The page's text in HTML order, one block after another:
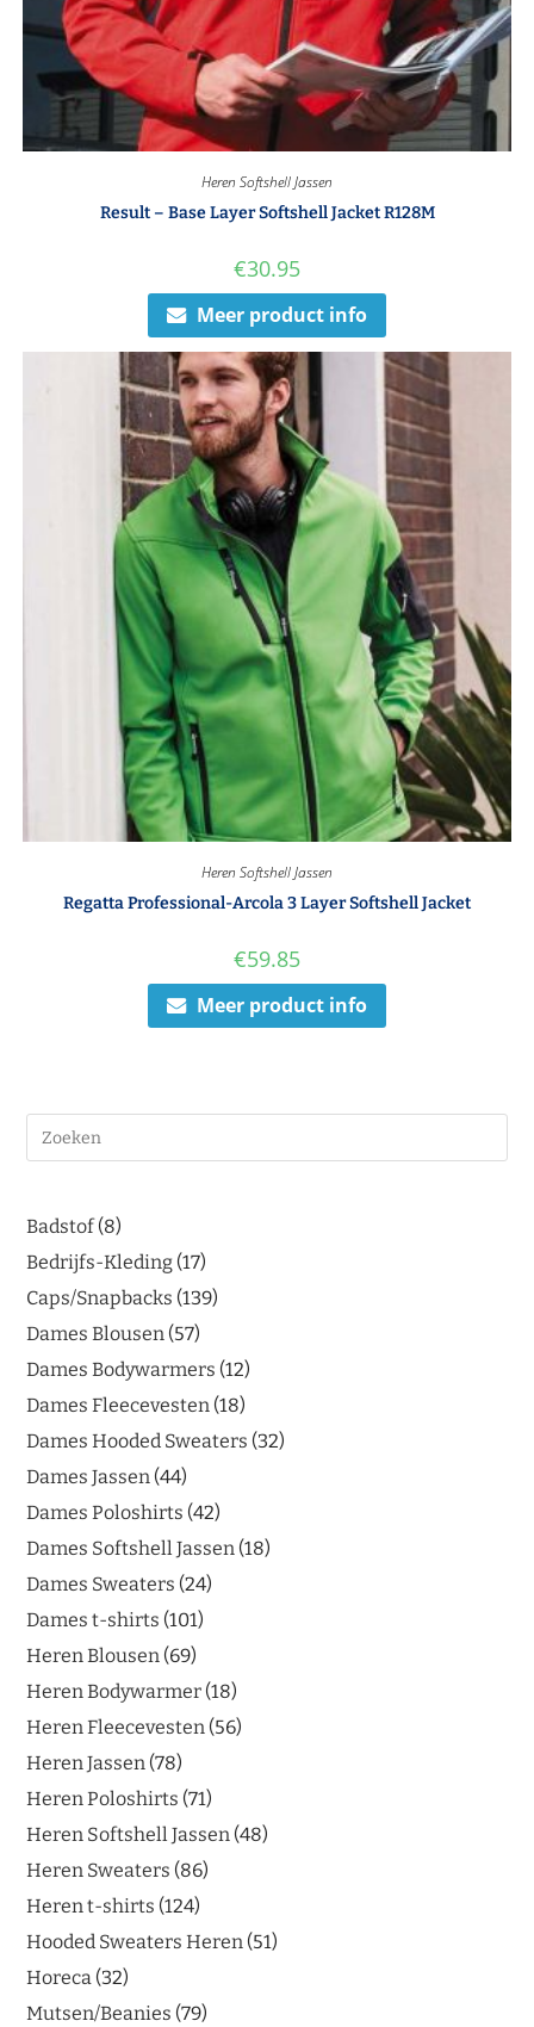
Heren Softshell Jassen
Result – Base Layer Softshell Jacket R128M
€30.95
Meer product info
Heren Softshell Jassen
Regatta Professional-Arcola 3 Layer Softshell Jacket
€59.85
Meer product info
Badstof 8
Bedrijfs-Kleding 17
Caps/Snapbacks 139
Dames Blousen 57
Dames Bodywarmers 12
Dames Fleecevesten 18
Dames Hooded Sweaters 32
Dames Jassen 44
Dames Poloshirts 42
Dames Softshell Jassen 18
Dames Sweaters 24
Dames t-shirts 101
Heren Blousen 69
Heren Bodywarmer 18
Heren Fleecevesten 56
Heren Jassen 78
Heren Poloshirts 71
Heren Softshell Jassen 48
Heren Sweaters 86
Heren t-shirts 124
Hooded Sweaters Heren 51
Horeca 32
Mutsen/Beanies 79